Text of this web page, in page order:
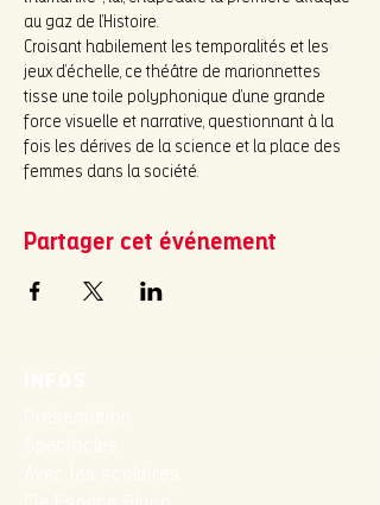
au gaz de l’Histoire.
Croisant habilement les temporalités et les
jeux d’échelle, ce théâtre de marionnettes
tisse une toile polyphonique d’une grande
force visuelle et narrative, questionnant à la
fois les dérives de la science et la place des
femmes dans la société.
Partager cet événement